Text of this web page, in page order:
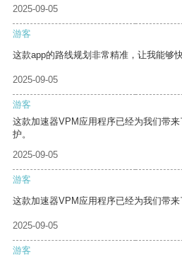
2025-09-05
游客
这款app的路线规划非常精准，让我能够
2025-09-05
游客
这款加速器VPM应用程序已经为我们带
护。
2025-09-05
游客
这款加速器VPM应用程序已经为我们带来
2025-09-05
游客